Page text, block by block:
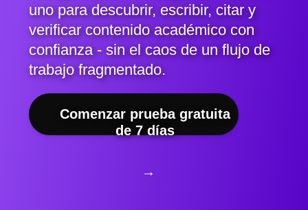
uno para descubrir, escribir, citar y
verificar contenido académico con
confianza - sin el caos de un flujo de
trabajo fragmentado.
Comenzar prueba gratuita
de 7 días
→